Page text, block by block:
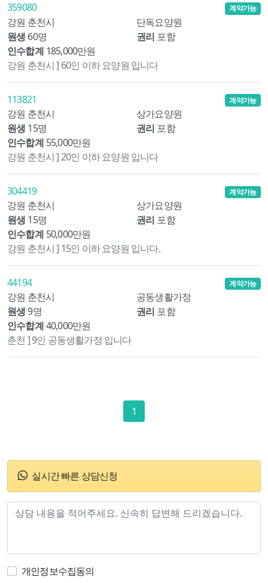
실시간 빠른 상담신청
개인정보수집동의
359080
강원 춘천시
단독요양원
원생 60명 권리 포함
인수합계 185,000만원
계약가능
강원 춘천시 ] 60인 이하 요양원 입니다
113821
강원 춘천시
상가요양원
원생 15명 권리 포함
인수합계 55,000만원
계약가능
강원 춘천시 ] 20인 이하 요양원 입니다
304419
강원 춘천시
상가요양원
원생 15명 권리 포함
인수합계 50,000만원
계약가능
강원 춘천시 ] 15인 이하 요양원 입니다.
44194
강원 춘천시
공동생활가정
원생 9명 권리 포함
인수합계40,000만원
계약가능
춘천 ] 9인 공동생활가정 입니다
1